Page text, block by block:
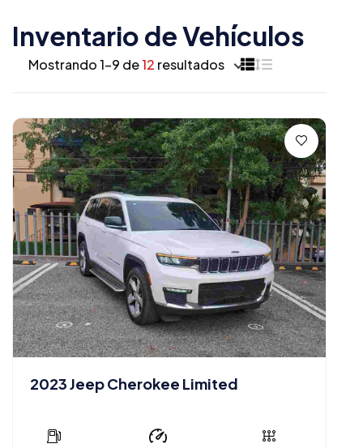
Inventario de Vehículos
Mostrando 1–9 de12 resultados
2023 Jeep Cherokee Limited